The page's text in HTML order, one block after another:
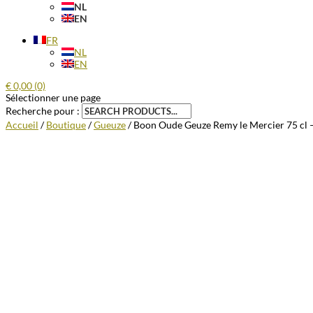
NL
EN
FR
NL
EN
€0,00 (0)
Sélectionner une page
Recherche pour :
Accueil /Boutique/Gueuze/ Boon Oude Geuze Remy le Mercier 75 cl